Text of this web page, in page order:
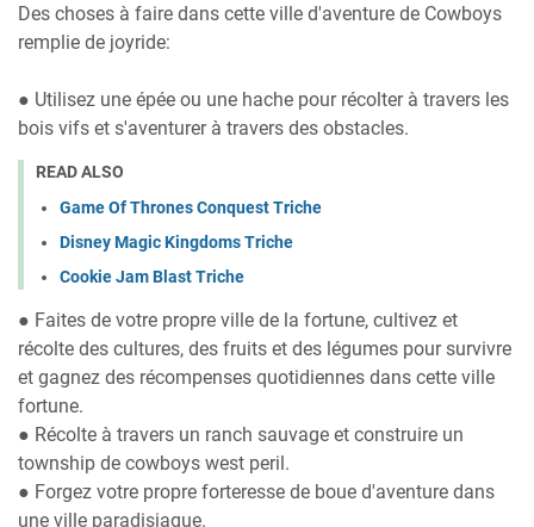
Des choses à faire dans cette ville d'aventure de Cowboys
remplie de joyride:
● Utilisez une épée ou une hache pour récolter à travers les
bois vifs et s'aventurer à travers des obstacles.
READ ALSO
Game Of Thrones Conquest Triche
Disney Magic Kingdoms Triche
Cookie Jam Blast Triche
● Faites de votre propre ville de la fortune, cultivez et
récolte des cultures, des fruits et des légumes pour survivre
et gagnez des récompenses quotidiennes dans cette ville
fortune.
● Récolte à travers un ranch sauvage et construire un
township de cowboys west peril.
● Forgez votre propre forteresse de boue d'aventure dans
une ville paradisiaque.